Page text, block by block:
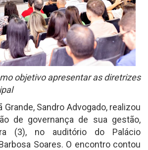
objetivo apresentar as diretrizes
Grande, Sandro Advogado, realizou
de governança de sua gestão,
(3), no auditório do Palácio
Soares. O encontro contou